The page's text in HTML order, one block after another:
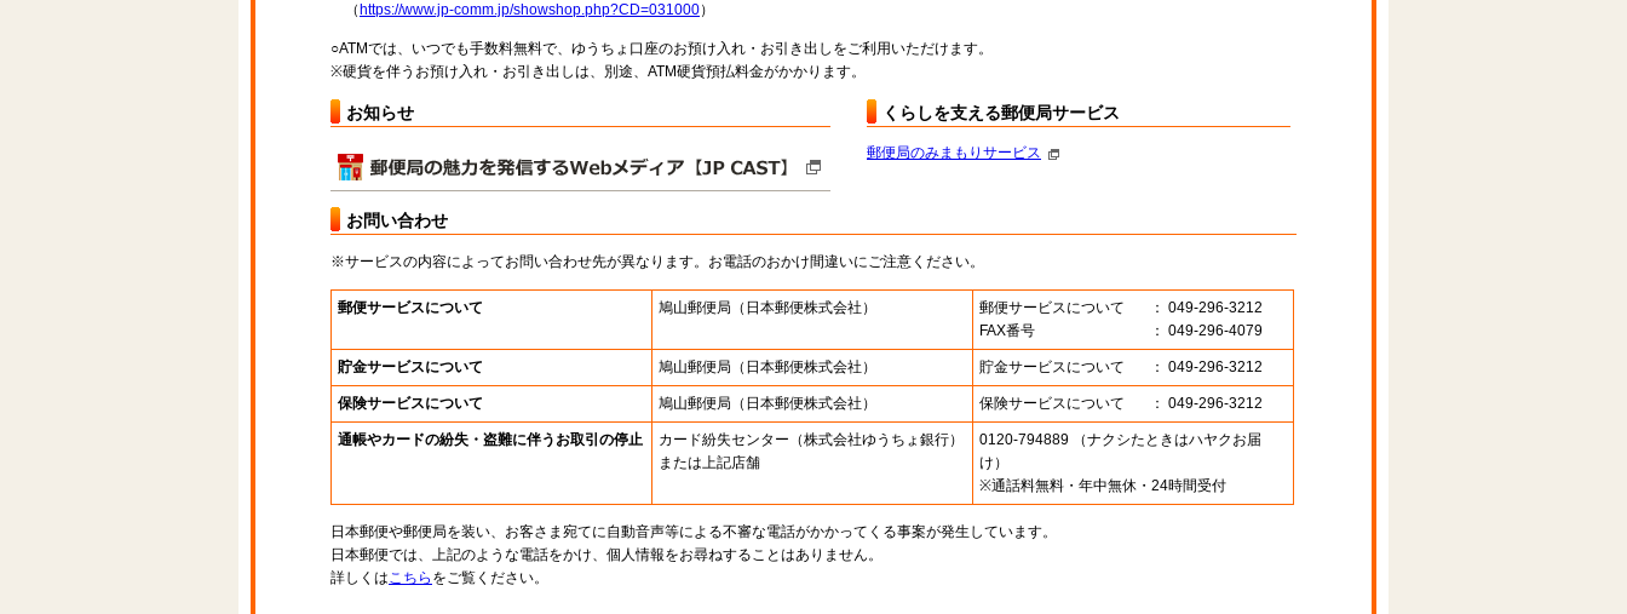
（ https://www.jp-comm.jp/showshop.php?CD=031000）
○ATMでは、いつでも手数料無料で、ゆうちょ口座のお預け入れ・お引き出しをご利用いただけます。
※硬貨を伴うお預け入れ・お引き出しは、別途、ATM硬貨預払料金がかかります。
お知らせ くらしを支える郵便局サービス
郵便局のみまもりサービス
お問い合わせ
※サービスの内容によってお問い合わせ先が異なります。お電話のおかけ間違いにご注意ください。
郵便サービスについて 鳩山郵便局 （日本郵便株式会社） 郵便サービスについて
： 049-296-3212
FAX番号
： 049-296-4079
貯金サービスについて 鳩山郵便局 （日本郵便株式会社） 貯金サービスについて ： 049-296-3212
保険サービスについて 鳩山郵便局 （日本郵便株式会社） 保険サービスについて ： 049-296-3212
通帳やカードの紛失・盗難に伴うお取引の停止 カード紛失センター （株式会社ゆうちょ銀行）
または上記店舗
0120-794889 （ナクシたときはハヤクお届
け）
※通話料無料・年中無休・24時間受付
日本郵便や郵便局を装い、お客さま宛てに自動音声等による不審な電話がかかってくる事案が発生しています。
日本郵便では、上記のような電話をかけ、個人情報をお尋ねすることはありません。
詳しくはこちら をご覧ください。